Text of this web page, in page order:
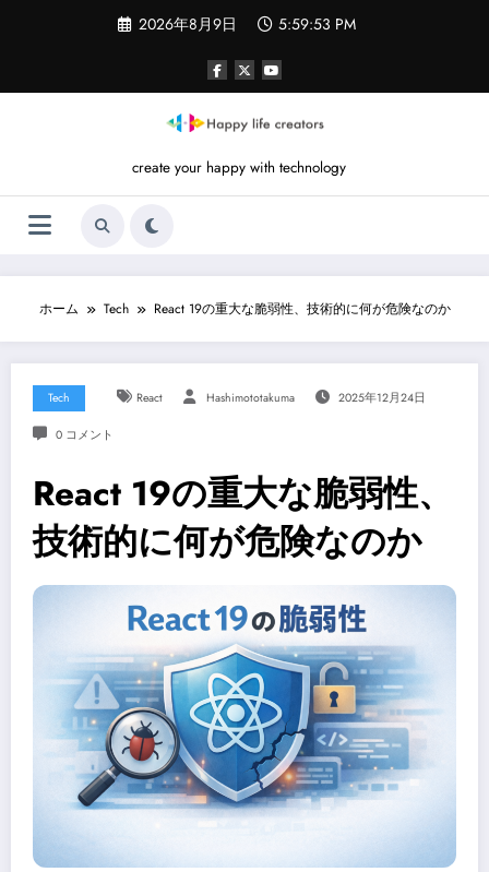
ツ
プ
2026年8月9日 5:59:54 PM
create your happy with technology
ホーム Tech React 19の重大な脆弱性、技術的に何が危険なのか
Tech React Hashimototakuma 2025年12月24日
0 コメント
React 19の重大な脆弱性、
技術的に何が危険なのか